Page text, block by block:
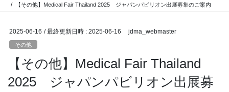
【その他】Medical Fair Thailand 2025 ジャパンパビリオン出展募集のご案内
2025-06-16 / 最終更新日時 : 2025-06-16 jdma_webmaster
その他
【その他】Medical Fair Thailand
2025 ジャパンパビリオン出展募